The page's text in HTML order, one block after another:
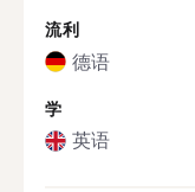
流利
德语
学
英语